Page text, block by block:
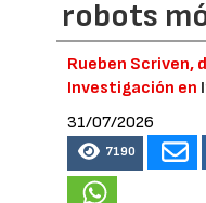
robots
Rueben Scriven,
Investigación en
31/07/2026
7190